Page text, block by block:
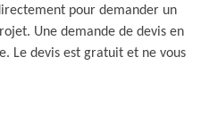
pour demander un
Une demande de devis en
Le devis est gratuit et ne vous